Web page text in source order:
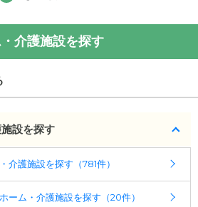
日: 2024/05/14)
介護施設を探す
設を探す
介護施設を探す（781件）
ーム・介護施設を探す（20件）